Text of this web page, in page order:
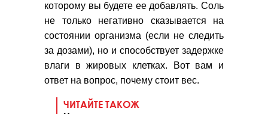
которому вы будете ее добавлять. Соль
не только негативно сказывается на
состоянии организма (если не следить
за дозами), но и способствует задержке
влаги в жировых клетках. Вот вам и
ответ на вопрос, почему стоит вес.
ЧИТАЙТЕ ТАКОЖ